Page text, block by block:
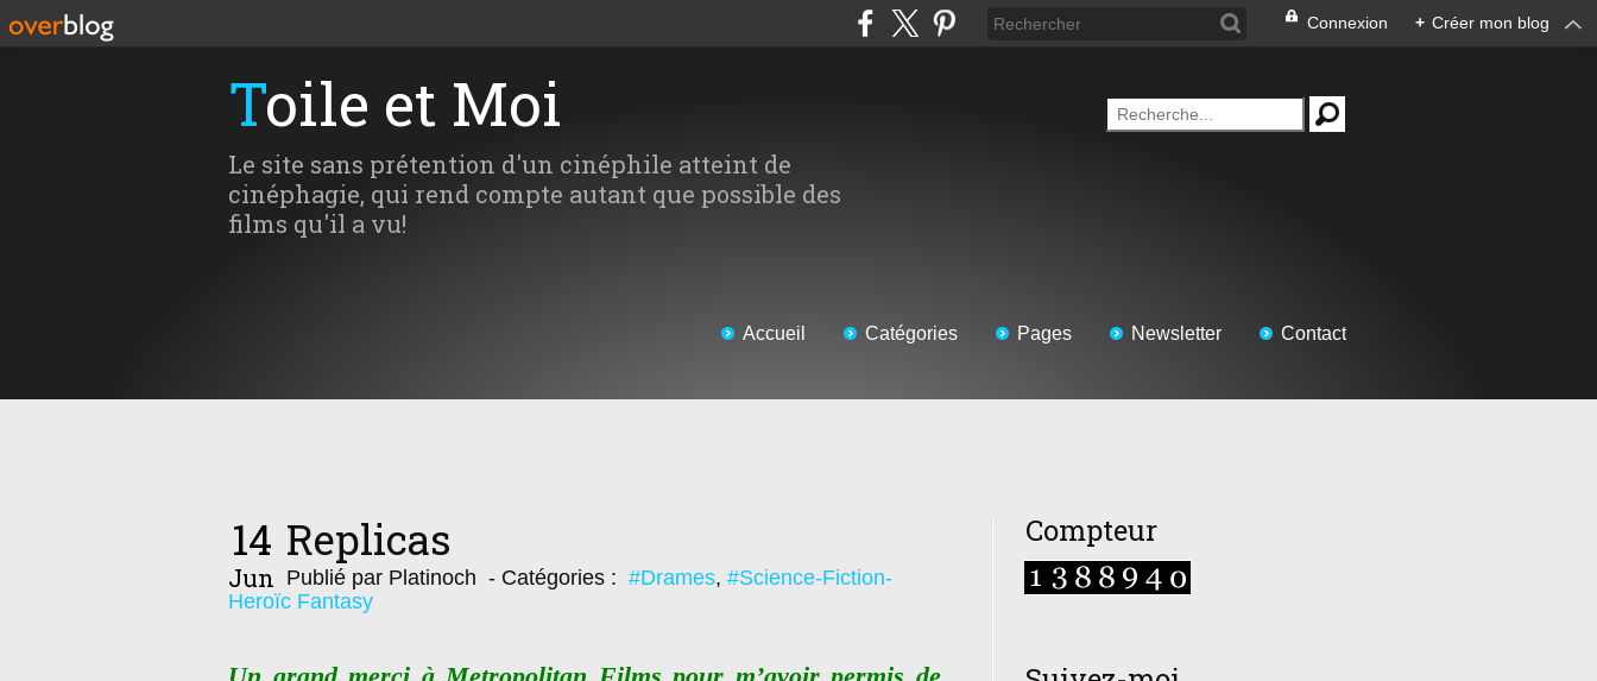
Connexion + Créer mon blog
Toile et Moi
Le site sans prétention d'un cinéphile atteint de
cinéphagie, qui rend compte autant que possible des
films qu'il a vu!
Accueil Catégories Pages Newsletter Contact
14
Jun
Replicas
Publié par Platinoch - Catégories : #Drames, #Science-Fiction-
Heroïc Fantasy
Compteur